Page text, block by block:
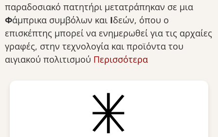
παραδοσιακό πατητήρι μετατράπηκαν σε μια
Φάμπρικα συμβόλων και Ιδεών, όπου o
επισκέπτης μπορεί να ενημερωθεί για τις αρχαίες
γραφές, στην τεχνολογία και προϊόντα του
αιγιακού πολιτισμού Περισσότερα